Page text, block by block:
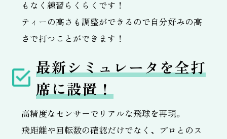
もなく練習らくらくです！
ティーの高さも調整ができるので自分好みの高
さで打つことができます！
最新シミュレータを全打
席に設置！
高精度なセンサーでリアルな飛球を再現。
飛距離や回転数の確認だけでなく、プロとのス